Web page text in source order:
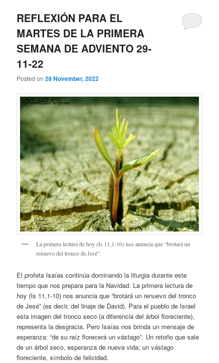
REFLEXIÓN PARA EL
MARTES DE LA PRIMERA
SEMANA DE ADVIENTO 29-
11-22
Posted on28 November, 2022
La primera lectura de hoy (Is 11,1-10) nos anuncia que “brotará un
renuevo del tronco de Jesé”.
El profeta Isaías continúa dominando la liturgia durante este
tiempo que nos prepara para la Navidad. La primera lectura de
hoy (Is 11,1-10) nos anuncia que “brotará un renuevo del tronco
de Jesé” (es decir, del linaje de David). Para el pueblo de Israel
esta imagen del tronco seco (a diferencia del árbol floreciente),
representa la desgracia. Pero Isaías nos brinda un mensaje de
esperanza: “de su raíz florecerá un vástago”. Un retoño que sale
de un árbol seco, esperanza de nueva vida; un vástago
floreciente, símbolo de felicidad.